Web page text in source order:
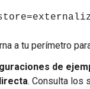
a tu perímetro
de
. Consulta los